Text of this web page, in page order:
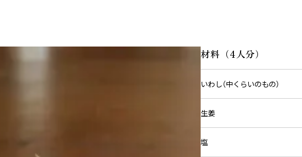
材料（4人分）
いわし（中くらいのもの）
生姜
塩